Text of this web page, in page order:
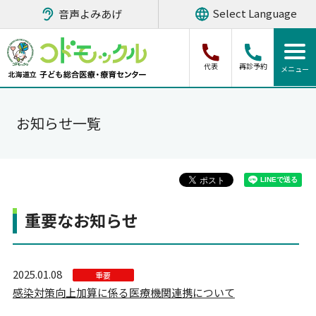
音声よみあげ
代表 再診予約
お知らせ一覧
重要なお知らせ
2025.01.08 重要
感染対策向上加算に係る医療機関連携について